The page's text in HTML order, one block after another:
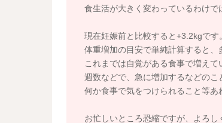
食生活が大きく変わっているわけで
現在妊娠前と比較すると+3.2kgです。
体重増加の目安で単純計算すると
これまでは自覚がある食事で増えて
週数などで、急に増加するなどのこ
何か食事で気をつけられること等あ
お忙しいところ恐縮ですが、よろし